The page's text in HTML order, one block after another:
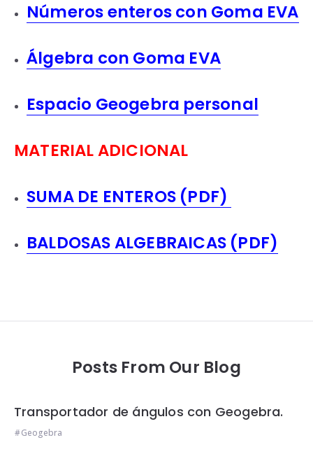
Números enteros con Goma EVA
Álgebra con Goma EVA
Espacio Geogebra personal
MATERIAL ADICIONAL
SUMA DE ENTEROS (PDF)
BALDOSAS ALGEBRAICAS (PDF)
Posts From Our Blog
Transportador de ángulos con Geogebra.
Geogebra